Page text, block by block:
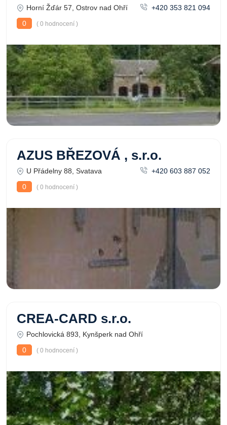
Horní Žďár 57, Ostrov nad Ohří
+420 353 821 094
0
( 0 hodnocení )
AZUS BŘEZOVÁ , s.r.o.
U Přádelny 88, Svatava
+420 603 887 052
0
( 0 hodnocení )
CREA-CARD s.r.o.
Pochlovická 893, Kynšperk nad Ohří
0
( 0 hodnocení )